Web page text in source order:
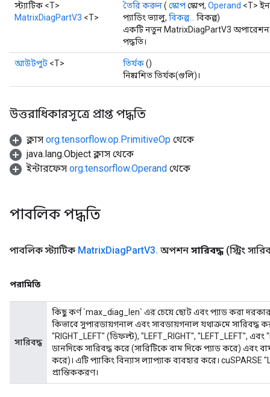
স্ট্যাটিক <T>
MatrixDiagPartV3 <T>
তৈরি করুন( স্কোপস্কোপ, Operand <T>
প্যাডিং ভ্যালু, বিকল্প...
বিকল্প)
একটি নতুন MatrixDiagPartV3 অপারেশন
পদ্ধতি।
আউটপুট <T> তির্যক()
নিষ্কাশিত তির্যক(গুলি)।
উত্তরাধিকারসূত্রে প্রাপ্ত পদ্ধতি
ক্লাস org.tensorflow.op.PrimitiveOp থেকে
java.lang.Object ক্লাস থেকে
ইন্টারফেস org.tensorflow.Operand থেকে
পাবলিক পদ্ধতি
পাবলিক স্ট্যাটিক MatrixDiagPartV3. অপশন সারিবদ্ধ (স্ট্রিং
পরামিতি
সারিবদ্ধ
কিছু কর্ণ `max_diag_len` এর চেয়ে ছোট এবং প্যাড করা দরকার।
কিভাবে সুপারডায়গনাল এবং সাবডায়গনাল যথাক্রমে সারিবদ্ধ
"RIGHT_LEFT" (ডিফল্ট), "LEFT_RIGHT", "LEFT_LEFT", এবং
ডানদিকে সারিবদ্ধ করে (সারিটিকে বাম দিকে প্যাড করে) এবং
করে)। এটি প্যাকিং বিন্যাস ল্যাপ্যাক ব্যবহার করে। cuSPARSE
প্রান্তিককরণ।